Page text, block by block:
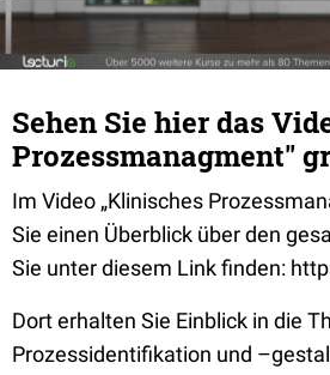
Sehen Sie hier das
Prozessmanagment"
Im Video „Klinisches
Sie einen Überblick über den
Sie unter diesem Link finden:
Dort erhalten Sie Einblick in die
Prozessidentifikation und